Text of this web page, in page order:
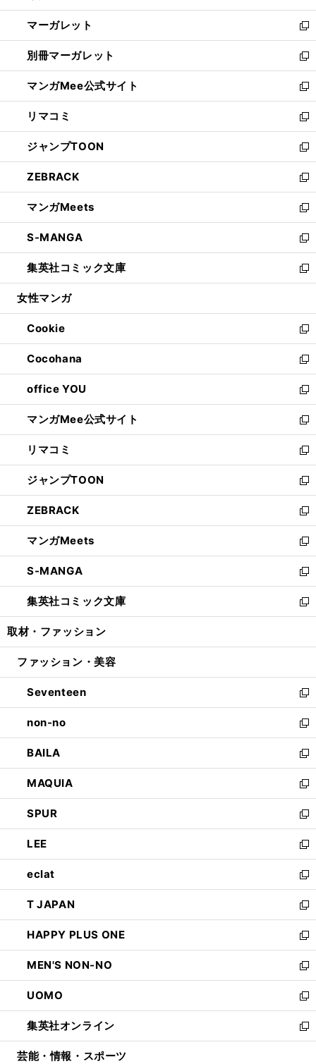
開
く
ウ
で
開
く
ン
ド
ウ
で
開
く
し
い
ウ
ィ
ン
ド
ウ
で
開
く
マーガレット
新
し
い
ウ
ィ
ン
ド
ウ
で
開
く
別冊マーガレット
新
し
い
ウ
ィ
ン
ド
ウ
で
開
く
マンガMee公式サイト
新
し
い
ウ
ィ
ン
ド
ウ
で
開
く
リマコミ
新
し
い
ウ
ィ
ン
ド
ウ
で
開
く
ジャンプTOON
新
し
い
ウ
ィ
ン
ド
ウ
で
開
ZEBRACK
新
し
い
ウ
ィ
ン
ド
ウ
開
く
マンガMeets
新
し
い
ウ
ィ
ン
ウ
で
開
く
S-MANGA
新
し
い
ウ
ン
ド
ウ
で
開
く
集英社コミック文庫
新
し
ウ
ィ
ン
ド
ウ
で
開
く
女性マンガ
Cookie
新
し
い
ウ
ィ
ン
ド
ウ
で
開
く
Cocohana
新
し
い
ウ
ィ
ン
ド
ウ
で
開
く
office YOU
新
し
い
ウ
ィ
ン
ド
ウ
で
開
く
マンガMee公式サイト
新
し
い
ウ
ィ
ン
ド
ウ
で
開
く
リマコミ
新
し
い
ウ
ィ
ン
ド
ウ
で
開
く
ジャンプTOON
新
し
い
ウ
ィ
ン
ド
ウ
で
開
ZEBRACK
新
し
い
ウ
ィ
ン
ド
ウ
開
マンガMeets
新
し
い
ウ
ィ
ン
ウ
開
く
S-MANGA
新
し
い
ウ
ン
ウ
で
開
く
集英社コミック文庫
新
し
ウ
ン
ド
ウ
で
開
く
取材・ファッション
ファッション・美容
Seventeen
新
し
い
ウ
ィ
ン
ド
ウ
で
開
く
non-no
新
し
い
ウ
ィ
ン
ド
ウ
で
開
く
BAILA
新
し
い
ウ
ィ
ン
ド
ウ
で
開
く
MAQUIA
新
し
い
ウ
ィ
ン
ド
ウ
で
開
く
SPUR
新
し
い
ウ
ィ
ン
ド
ウ
で
開
く
LEE
新
し
い
ウ
ィ
ン
ド
ウ
で
開
く
eclat
新
し
い
ウ
ィ
ン
ド
ウ
で
開
く
T JAPAN
新
し
い
ウ
ィ
ン
ド
ウ
で
開
HAPPY PLUS ONE
新
し
い
ウ
ィ
ン
ド
ウ
MEN'S NON-NO
新
し
い
ウ
ィ
ン
UOMO
新
し
い
ウ
集英社オンライン
新
し
芸能・情報・スポーツ